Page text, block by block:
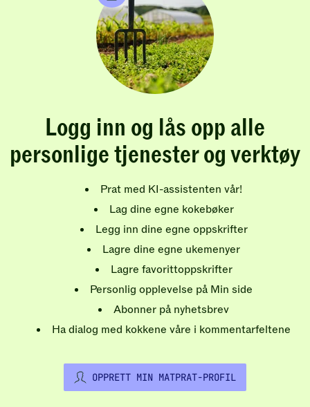
Logg inn og lås opp alle
personlige tjenester og verktøy
Prat med KI-assistenten vår!
Lag dine egne kokebøker
Legg inn dine egne oppskrifter
Lagre dine egne ukemenyer
Lagre favorittoppskrifter
Personlig opplevelse på Min side
Abonner på nyhetsbrev
Ha dialog med kokkene våre i kommentarfeltene
OPPRETT MIN MATPRAT-PROFIL